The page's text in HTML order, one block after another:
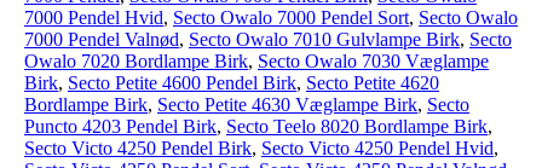
7000 Pendel Hvid, Secto Owalo 7000 Pendel Sort, Secto Owalo
7000 Pendel Valnød, Secto Owalo 7010 Gulvlampe Birk, Secto
Owalo 7020 Bordlampe Birk, Secto Owalo 7030 Væglampe
Birk, Secto Petite 4600 Pendel Birk, Secto Petite 4620
Bordlampe Birk, Secto Petite 4630 Væglampe Birk, Secto
Puncto 4203 Pendel Birk, Secto Teelo 8020 Bordlampe Birk,
Secto Victo 4250 Pendel Birk, Secto Victo 4250 Pendel Hvid,